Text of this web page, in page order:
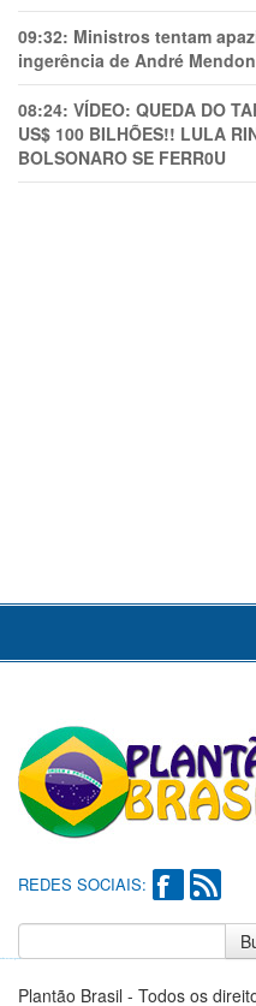
09:32: Ministros tentam
ingerência de André
08:24: VÍDEO: QUEDA DO
US$ 100 BILHÕES!! LULA
BOLSONARO SE FERR0U
REDES SOCIAIS:
Plantão Brasil - Todos os